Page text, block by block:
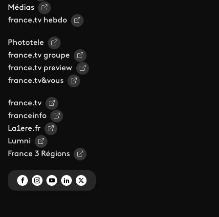
Médias
france.tv hebdo
Phototele
france.tv groupe
france.tv preview
france.tv&vous
france.tv
franceinfo
La1ere.fr
Lumni
France 3 Régions